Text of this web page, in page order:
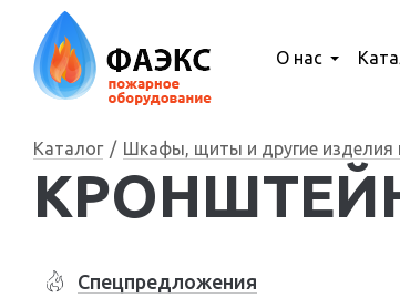
О нас
Каталог Шкафы, щиты и другие изделия
Спецпредложения